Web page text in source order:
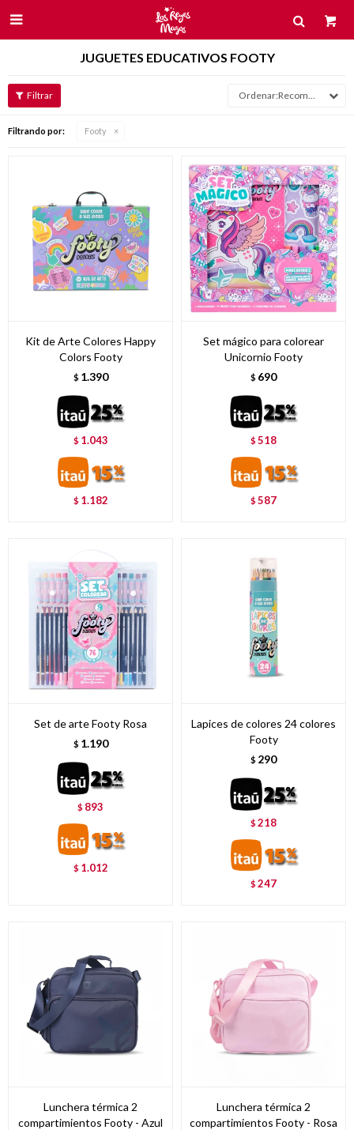

JUGUETES EDUCATIVOS FOOTY
Recomendados
Filtrando por: Footy
Kit de Arte Colores Happy
Colors Footy
$ 1.390
$ 1.043
$ 1.182
Set mágico para colorear
Unicornio Footy
$ 690
$518
$587
Set de arte Footy Rosa
$ 1.190
$ 893
$ 1.012
Lapices de colores 24 colores
Footy
$ 290
$218
$247
Lunchera térmica 2
compartimientos Footy - Azul
Lunchera térmica 2
compartimientos Footy - Rosa